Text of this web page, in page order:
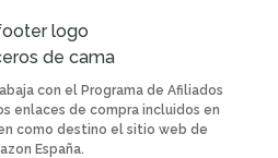
con el Programa de Afiliados
enlaces de compra incluidos en
como destino el sitio web de
España.